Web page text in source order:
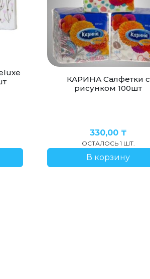
КАРИНА Салфетки с
рисунком 100шт
330,00 ₸
ОСТАЛОСЬ 1 ШТ.
В корзину